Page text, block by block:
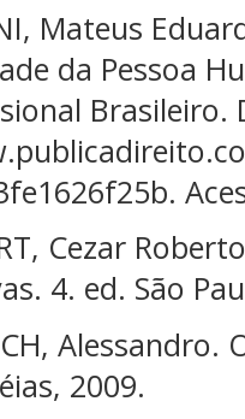
Mateus
da Pessoa
Brasileiro.
Cezar
4. ed. São
2009.